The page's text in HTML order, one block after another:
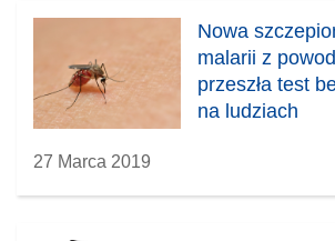
Nowa
malarii z
przeszła test
na ludziach
27 Marca 2019